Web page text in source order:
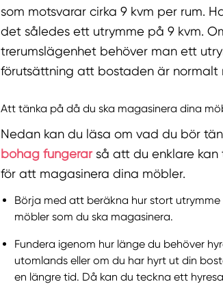
som motsvarar cirka 9 kvm per rum.
det således ett utrymme på 9 kvm.
trerumslägenhet behöver man ett
förutsättning att bostaden är normalt
Att tänka på då du ska magasinera dina
Nedan kan du läsa om vad du bör
bohag fungerarså att du enklare kan
för att magasinera dina möbler.
Börja med att beräkna hur stort
möbler som du ska magasinera.
Fundera igenom hur länge du behöver
utomlands eller om du har hyrt ut din
en längre tid. Då kan du teckna ett